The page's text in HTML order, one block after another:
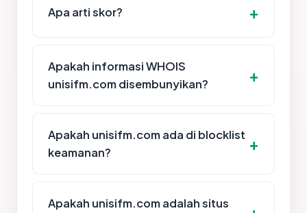
Apa arti skor?
Apakah informasi WHOIS
unisifm.com disembunyikan?
Apakah unisifm.com ada di blocklist
keamanan?
Apakah unisifm.com adalah situs